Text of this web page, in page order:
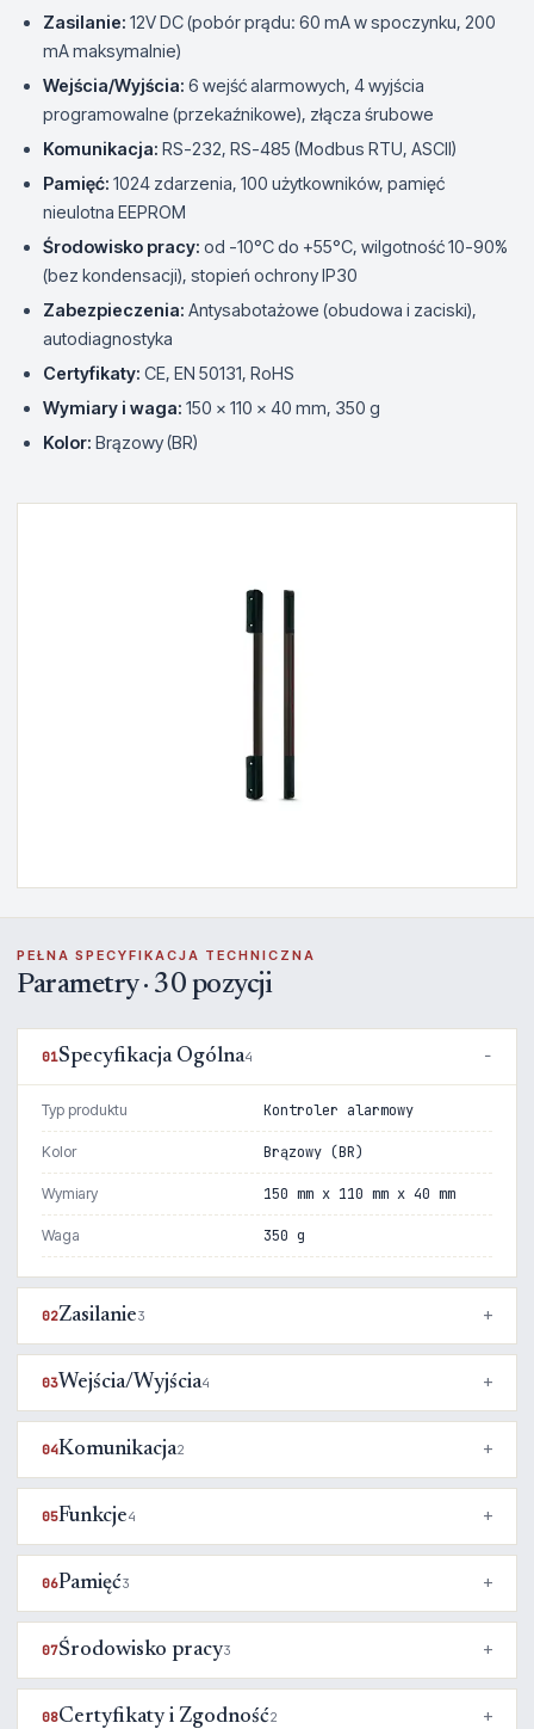
Zasilanie: 12V DC (pobór prądu: 60 mA w spoczynku, 200
mA maksymalnie)
Wejścia/Wyjścia: 6 wejść alarmowych, 4 wyjścia
programowalne (przekaźnikowe), złącza śrubowe
Komunikacja: RS-232, RS-485 (Modbus RTU, ASCII)
Pamięć: 1024 zdarzenia, 100 użytkowników, pamięć
nieulotna EEPROM
Środowisko pracy: od -10°C do +55°C, wilgotność 10-90%
(bez kondensacji), stopień ochrony IP30
Zabezpieczenia: Antysabotażowe (obudowa i zaciski),
autodiagnostyka
Certyfikaty: CE, EN 50131, RoHS
Wymiary i waga: 150 x 110 x 40 mm, 350 g
Kolor: Brązowy (BR)
PEŁNA SPECYFIKACJA TECHNICZNA
Parametry · 30 pozycji
01Specyfikacja Ogólna4
Typ produktu Kontroler alarmowy
Kolor Brązowy (BR)
Wymiary 150 mm x 110 mm x 40 mm
Waga 350 g
02Zasilanie3
03Wejścia/Wyjścia4
04Komunikacja2
05Funkcje4
06Pamięć3
07Środowisko pracy3
08Certyfikaty i Zgodność2